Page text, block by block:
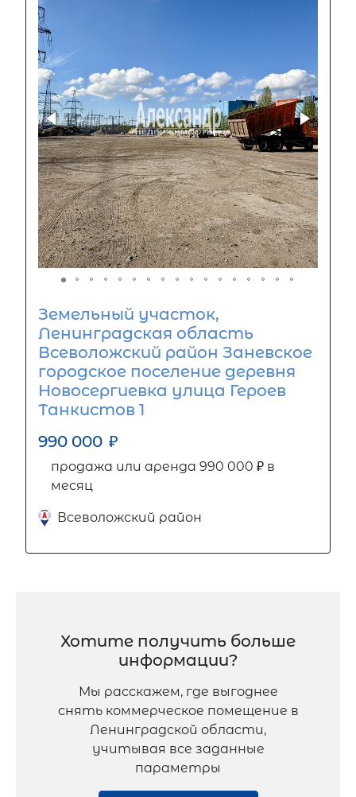
Земельный участок,
Ленинградская область
Всеволожский район Заневское
городское поселение деревня
Новосергиевка улица Героев
Танкистов 1
990 000 ₽
продажа или аренда 990 000 ₽ в
месяц
Всеволожский район
Хотите получить больше
информации?
Мы расскажем, где выгоднее
снять коммерческое помещение в
Ленинградской области,
учитывая все заданные
параметры